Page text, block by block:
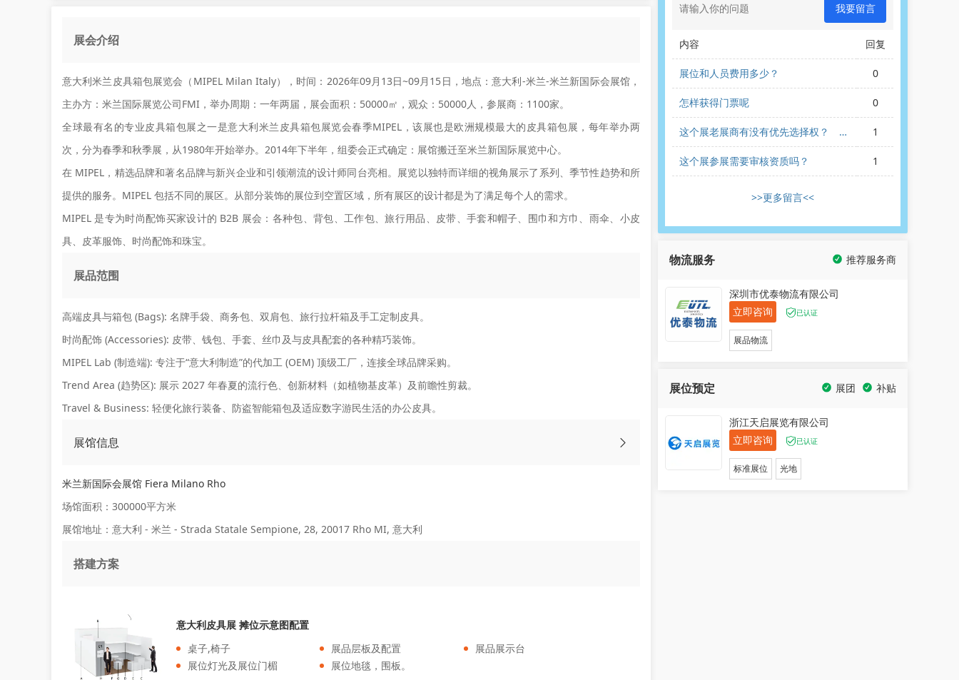
展会介绍
意大利米兰皮具箱包展览会（MIPEL Milan Italy），时间：2026年09月13日~09月15日，地点：意大利-米兰-米兰新国际会展馆，
主办方：米兰国际展览公司FMI，举办周期：一年两届，展会面积：50000㎡，观众：50000人，参展商：1100家。
全球最有名的专业皮具箱包展之一是意大利米兰皮具箱包展览会春季MIPEL，该展也是欧洲规模最大的皮具箱包展，每年举办两
次，分为春季和秋季展，从1980年开始举办。2014年下半年，组委会正式确定：展馆搬迁至米兰新国际展览中心。
在 MIPEL，精选品牌和著名品牌与新兴企业和引领潮流的设计师同台亮相。展览以独特而详细的视角展示了系列、季节性趋势和所
提供的服务。MIPEL 包括不同的展区。从部分装饰的展位到空置区域，所有展区的设计都是为了满足每个人的需求。
MIPEL 是专为时尚配饰买家设计的 B2B 展会：各种包、背包、工作包、旅行用品、皮带、手套和帽子、围巾和方巾、雨伞、小皮
具、皮革服饰、时尚配饰和珠宝。
展品范围
高端皮具与箱包 (Bags): 名牌手袋、商务包、双肩包、旅行拉杆箱及手工定制皮具。
时尚配饰 (Accessories): 皮带、钱包、手套、丝巾及与皮具配套的各种精巧装饰。
MIPEL Lab (制造端): 专注于“意大利制造”的代加工 (OEM) 顶级工厂，连接全球品牌采购。
Trend Area (趋势区): 展示 2027 年春夏的流行色、创新材料（如植物基皮革）及前瞻性剪裁。
Travel & Business: 轻便化旅行装备、防盗智能箱包及适应数字游民生活的办公皮具。
展馆信息
米兰新国际会展馆 Fiera Milano Rho
场馆面积：300000平方米
展馆地址：意大利 - 米兰 - Strada Statale Sempione, 28, 20017 Rho MI, 意大利
搭建方案
意大利皮具展 摊位示意图配置
桌子,椅子
展品层板及配置
展品展示台
展位灯光及展位门楣
展位地毯，围板。
我要留言
内容 回复
展位和人员费用多少？ 0
怎样获得门票呢 0
这个展老展商有没有优先选择权？ 我
们新展商是不是不好报名的？
1
这个展参展需要审核资质吗？ 1
>>更多留言<<
物流服务 推荐服务商
深圳市优泰物流有限公司
立即咨询
已认证
展品物流
展位预定 补贴
展团
浙江天启展览有限公司
立即咨询
已认证
标准展位 光地